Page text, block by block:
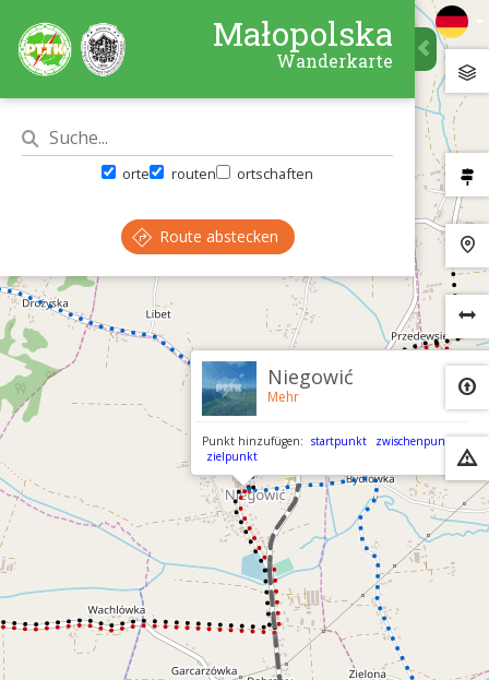
×
Niegowić
Mehr
Punkt hinzufügen: startpunkt
zwischenpunkt
zielpunkt
Małopolska
Wanderkarte
orte routen ortschaften
Route abstecken